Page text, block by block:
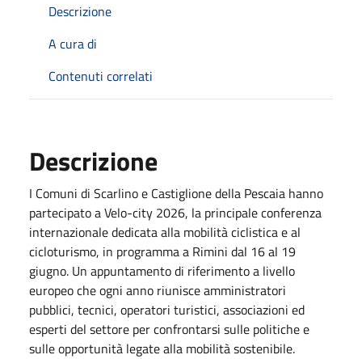
Descrizione
A cura di
Contenuti correlati
Descrizione
I Comuni di Scarlino e Castiglione della Pescaia hanno
partecipato a Velo-city 2026, la principale conferenza
internazionale dedicata alla mobilità ciclistica e al
cicloturismo, in programma a Rimini dal 16 al 19
giugno. Un appuntamento di riferimento a livello
europeo che ogni anno riunisce amministratori
pubblici, tecnici, operatori turistici, associazioni ed
esperti del settore per confrontarsi sulle politiche e
sulle opportunità legate alla mobilità sostenibile.